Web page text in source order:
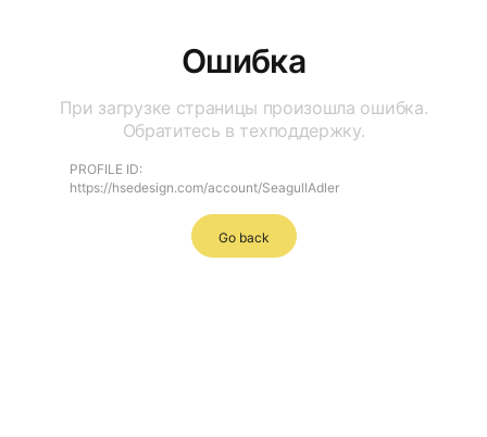
Ошибка
При загрузке страницы произошла ошибка.
Обратитесь в техподдержку.
PROFILE ID:
https://hsedesign.com/account/SeagullAdler
Go back